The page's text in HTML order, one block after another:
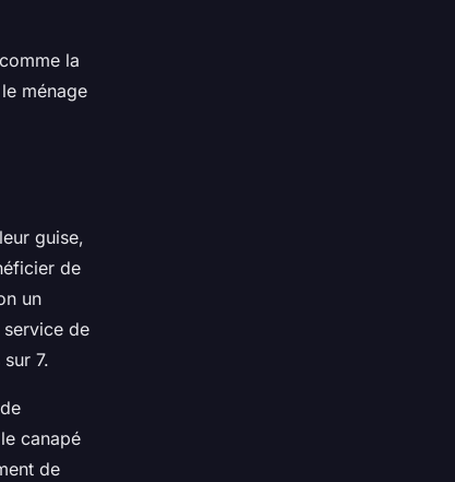
la
ménage
guise,
de
un
service de
7.
canapé
de